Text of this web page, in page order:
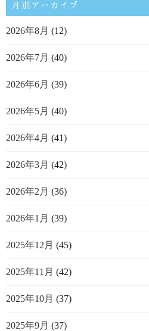
月別アーカイブ
2026年8月 (12)
2026年7月 (40)
2026年6月 (39)
2026年5月 (40)
2026年4月 (41)
2026年3月 (42)
2026年2月 (36)
2026年1月 (39)
2025年12月 (45)
2025年11月 (42)
2025年10月 (37)
2025年9月 (37)